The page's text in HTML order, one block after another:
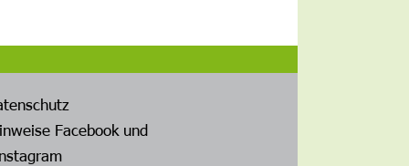
Facebook und